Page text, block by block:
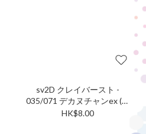
sv2D クレイバースト -
035/071 デカヌチャンex (巨
鍛匠ex) RR
HK$8.00